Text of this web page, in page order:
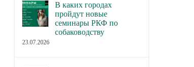
В каких городах
пройдут новые
семинары РКФ по
собаководству
23.07.2026